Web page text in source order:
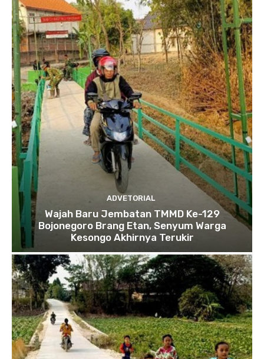
ADVETORIAL
Wajah Baru Jembatan TMMD Ke-129
Bojonegoro Brang Etan, Senyum Warga
Kesongo Akhirnya Terukir